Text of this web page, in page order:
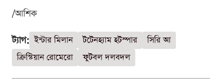
/আশিক
ট্যাগ: ইন্টার মিলান টটেনহ্যাম হটস্পার
সিরি আ
ক্রিস্টিয়ান রোমেরো
ফুটবল দলবদল